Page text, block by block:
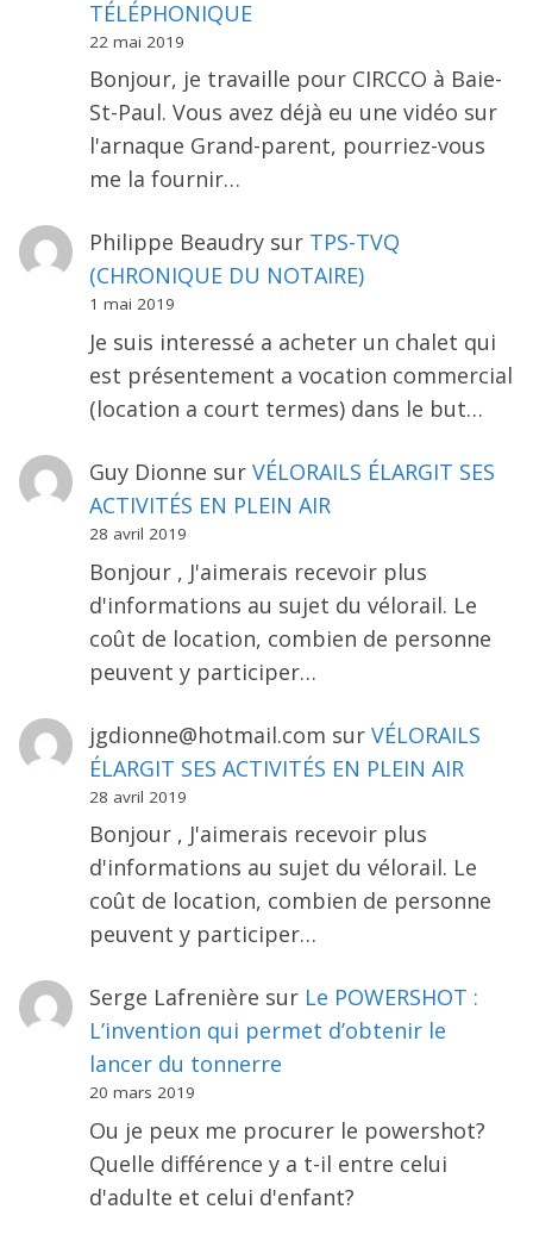
TÉLÉPHONIQUE
22 mai 2019
Bonjour, je travaille pour CIRCCO à Baie-
St-Paul. Vous avez déjà eu une vidéo sur
l'arnaque Grand-parent, pourriez-vous
me la fournir…
Philippe Beaudrysur TPS-TVQ
(CHRONIQUE DU NOTAIRE)
1 mai 2019
Je suis interessé a acheter un chalet qui
est présentement a vocation commercial
(location a court termes) dans le but…
Guy Dionne sur VÉLORAILS ÉLARGIT SES
ACTIVITÉS EN PLEIN AIR
28 avril 2019
Bonjour , J'aimerais recevoir plus
d'informations au sujet du vélorail. Le
coût de location, combien de personne
peuvent y participer…
jgdionne@hotmail.com sur VÉLORAILS
ÉLARGIT SES ACTIVITÉS EN PLEIN AIR
28 avril 2019
Bonjour , J'aimerais recevoir plus
d'informations au sujet du vélorail. Le
coût de location, combien de personne
peuvent y participer…
Serge Lafrenière sur Le POWERSHOT :
L’invention qui permet d’obtenir le
lancer du tonnerre
20 mars 2019
Ou je peux me procurer le powershot?
Quelle différence y a t-il entre celui
d'adulte et celui d'enfant?